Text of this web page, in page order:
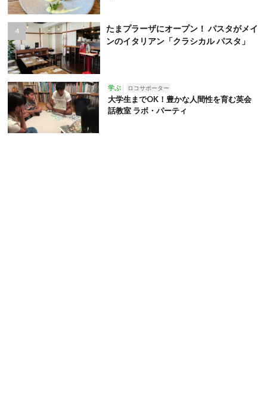
たまプラーザにオープン！ パスタがメイ
ンのイタリアン「クラシカル パスタ」
学ぶ ロコサポーター
大学生までOK！豊かな人間性を育む英会
話教室 ラボ・パーティ